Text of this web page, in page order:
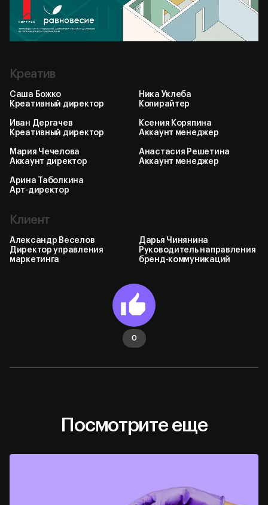
Креатив
Саша Божко
Креативный директор
Иван Дергачев
Креативный директор
Мария Чечелова
Аккаунт директор
Арина Таболкина
Арт-директор
Ника Уклеба
Копирайтер
Ксения Коряпина
Аккаунт менеджер
Анастасия Решетина
Аккаунт менеджер
Клиент
Александр Веселов
Директор управления
маркетинга
Дарья Чинянина
Руководитель направления
бренд-коммуникаций
0
Посмотрите еще